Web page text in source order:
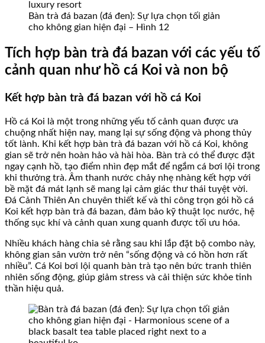
Bàn trà đá bazan (đá đen): Sự lựa chọn tối giản
cho không gian hiện đại – Hình 12
Tích hợp bàn trà đá bazan với các yếu tố
cảnh quan như hồ cá Koi và non bộ
Kết hợp bàn trà đá bazan với hồ cá Koi
Hồ cá Koi là một trong những yếu tố cảnh quan được ưa
chuộng nhất hiện nay, mang lại sự sống động và phong thủy
tốt lành. Khi kết hợp bàn trà đá bazan với hồ cá Koi, không
gian sẽ trở nên hoàn hảo và hài hòa. Bàn trà có thể được đặt
ngay cạnh hồ, tạo điểm nhìn đẹp mắt để ngắm cá bơi lội trong
khi thưởng trà. Âm thanh nước chảy nhẹ nhàng kết hợp với
bề mặt đá mát lạnh sẽ mang lại cảm giác thư thái tuyệt vời.
Đá Cảnh Thiên An chuyên thiết kế và thi công trọn gói hồ cá
Koi kết hợp bàn trà đá bazan, đảm bảo kỹ thuật lọc nước, hệ
thống sục khí và cảnh quan xung quanh được tối ưu hóa.
Nhiều khách hàng chia sẻ rằng sau khi lắp đặt bộ combo này,
không gian sân vườn trở nên “sống động và có hồn hơn rất
nhiều”. Cá Koi bơi lội quanh bàn trà tạo nên bức tranh thiên
nhiên sống động, giúp giảm stress và cải thiện sức khỏe tinh
thần hiệu quả.